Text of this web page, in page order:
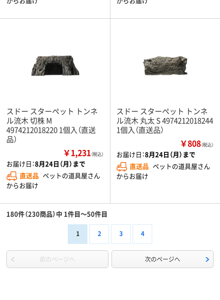
スドー スターペット トンネ
ル流木 切株 M
4974212018220 1個入（直送
品）
￥1,231（税込）
お届け日：8月24日（月）まで
直送品 ペットの道具屋さん
からお届け
スドー スターペット トンネ
ル流木 丸太 S 4974212018244
1個入（直送品）
￥808（税込）
お届け日：8月24日（月）まで
直送品 ペットの道具屋さん
からお届け
180件（230商品）中 1件目～50件目
1 2 3 4
前のページへ 次のページへ